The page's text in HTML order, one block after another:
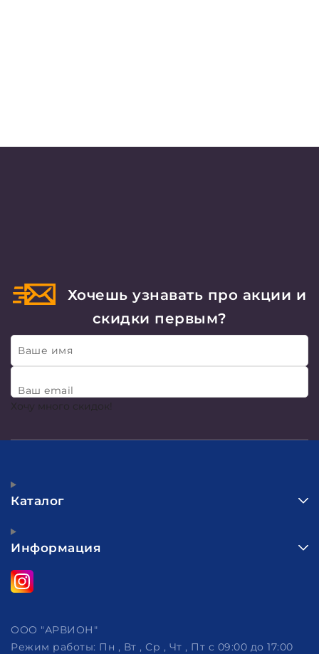
Хочешь узнавать про акции и
скидки первым?
Ваше имя
Ваш email
Хочу много скидок!
Каталог
Информация
ООО "АРВИОН"
Режим работы: Пн , Вт , Ср , Чт , Пт c 09:00 до 17:00